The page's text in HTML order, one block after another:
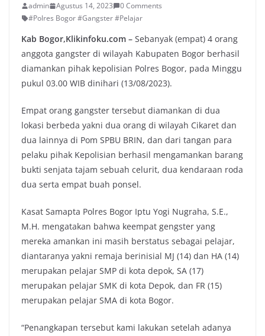
admin Agustus 14, 2023
0 Comments
#Polres Bogor #Gangster #Pelajar
Kab Bogor,Klikinfoku.com – Sebanyak (empat) 4 orang
anggota gangster di wilayah Kabupaten Bogor berhasil
diamankan pihak kepolisian Polres Bogor, pada Minggu
pukul 03.00 WIB dinihari (13/08/2023).
Empat orang gangster tersebut diamankan di dua
lokasi berbeda yakni dua orang di wilayah Cikaret dan
dua lainnya di Pom SPBU BRIN, dan dari tangan para
pelaku pihak Kepolisian berhasil mengamankan barang
bukti senjata tajam sebuah celurit, dua kendaraan roda
dua serta empat buah ponsel.
Kasat Samapta Polres Bogor Iptu Yogi Nugraha, S.E.,
M.H. mengatakan bahwa keempat gengster yang
mereka amankan ini masih berstatus sebagai pelajar,
diantaranya yakni remaja berinisial MJ (14) dan HA (14)
merupakan pelajar SMP di kota depok, SA (17)
merupakan pelajar SMK di kota Depok, dan FR (15)
merupakan pelajar SMA di kota Bogor.
“Penangkapan tersebut kami lakukan setelah adanya